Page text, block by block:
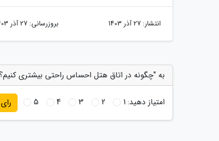
انتشار: 27 آذر 1403 بروزرسانی: 27 آذر 1403
به "چگونه در اتاق هتل احساس راحتی بیشتری
امتیاز دهید:1
2
3
4
5 رای